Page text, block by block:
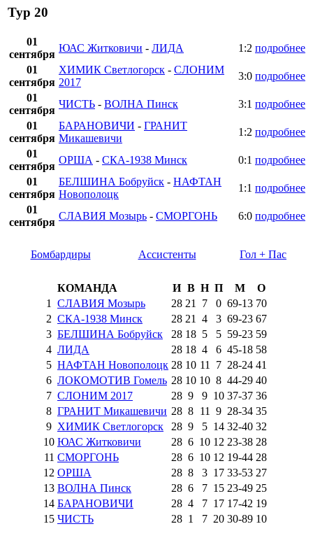
Тур 20
01
сентября
ЮАС Житковичи - ЛИДА 1:2 подробнее
01
сентября
ХИМИК Светлогорск - СЛОНИМ
2017
3:0 подробнее
01
сентября
ЧИСТЬ - ВОЛНА Пинск 3:1 подробнее
01
сентября
БАРАНОВИЧИ - ГРАНИТ
Микашевичи
1:2 подробнее
01
сентября
ОРША - СКА-1938 Минск 0:1 подробнее
01
сентября
БЕЛШИНА Бобруйск - НАФТАН
Новополоцк
1:1 подробнее
01
сентября
СЛАВИЯ Мозырь - СМОРГОНЬ 6:0 подробнее
Бомбардиры Ассистенты Гол + Пас
КОМАНДА И В Н П М
О
1
СЛАВИЯ Мозырь 28 21 7 0 69-13 70
2 СКА-1938 Минск 28 21 4 3 69-23 67
3 БЕЛШИНА Бобруйск 28 18 5 5 59-23 59
4 ЛИДА 28 18 4 6 45-18 58
5 НАФТАН Новополоцк 28 10 11 7 28-24 41
6 ЛОКОМОТИВ Гомель 28 10 10 8 44-29 40
7 СЛОНИМ 2017 28 9 9 10 37-37 36
8 ГРАНИТ Микашевичи 28 8 11 9 28-34 35
9 ХИМИК Светлогорск 28 9 5 14 32-40 32
10 ЮАС Житковичи 28 6 10 12 23-38 28
11 СМОРГОНЬ 28 6 10 12 19-44 28
12 ОРША 28 8 3 17 33-53 27
13 ВОЛНА Пинск 28 6 7 15 23-49 25
14 БАРАНОВИЧИ 28 4 7 17 17-42 19
15 ЧИСТЬ 28 1 7 20 30-89 10